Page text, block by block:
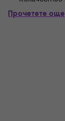
Прочетете още